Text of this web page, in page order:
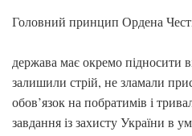
Головний принцип Ордена
держава має окремо підносити
залишили стрій, не зламали
обов’язок на побратимів і
завдання із захисту України в